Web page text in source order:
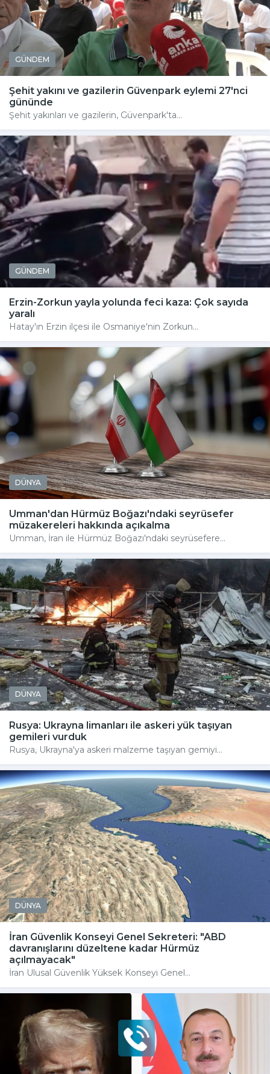
GÜNDEM
Şehit yakını ve gazilerin Güvenpark eylemi 27'nci
gününde
Şehit yakınları ve gazilerin, Güvenpark'ta...
GÜNDEM
Erzin-Zorkun yayla yolunda feci kaza: Çok sayıda
yaralı
Hatay'ın Erzin ilçesi ile Osmaniye'nin Zorkun...
DÜNYA
Umman'dan Hürmüz Boğazı'ndaki seyrüsefer
müzakereleri hakkında açıkalma
Umman, İran ile Hürmüz Boğazı'ndaki seyrüsefere...
DÜNYA
Rusya: Ukrayna limanları ile askeri yük taşıyan
gemileri vurduk
Rusya, Ukrayna'ya askeri malzeme taşıyan gemiyi...
DÜNYA
İran Güvenlik Konseyi Genel Sekreteri: "ABD
davranışlarını düzeltene kadar Hürmüz
açılmayacak"
İran Ulusal Güvenlik Yüksek Konseyi Genel...